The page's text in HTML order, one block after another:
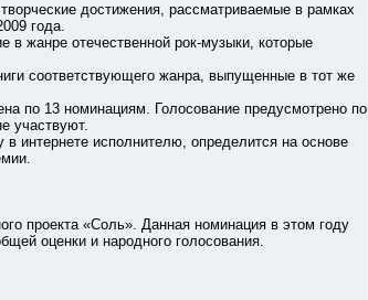
достижения, рассматриваемые в рамках
года.
отечественной рок-музыки, которые
соответствующего жанра, выпущенные в тот же
13 номинациям. Голосование предусмотрено по
участвуют.
исполнителю, определится на основе
проекта «Соль». Данная номинация в этом году
оценки и народного голосования.